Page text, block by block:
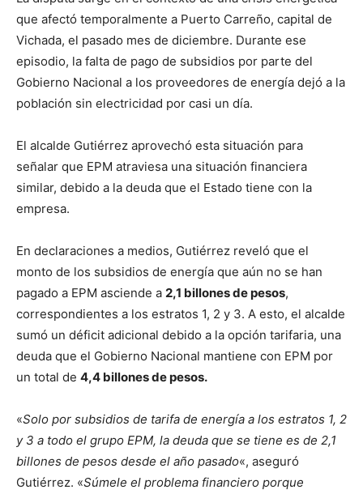
que afectó temporalmente a Puerto Carreño, capital de
Vichada, el pasado mes de diciembre. Durante ese
episodio, la falta de pago de subsidios por parte del
Gobierno Nacional a los proveedores de energía dejó a la
población sin electricidad por casi un día.
El alcalde Gutiérrez aprovechó esta situación para
señalar que EPM atraviesa una situación financiera
similar, debido a la deuda que el Estado tiene con la
empresa.
En declaraciones a medios, Gutiérrez reveló que el
monto de los subsidios de energía que aún no se han
pagado a EPM asciende a 2,1 billones de pesos,
correspondientes a los estratos 1, 2 y 3. A esto, el alcalde
sumó un déficit adicional debido a la opción tarifaria, una
deuda que el Gobierno Nacional mantiene con EPM por
un total de 4,4 billones de pesos.
«Solo por subsidios de tarifa de energía a los estratos 1, 2
y 3 a todo el grupo EPM, la deuda que se tiene es de 2,1
billones de pesos desde el año pasado«, aseguró
Gutiérrez. «Súmele el problema financiero porque